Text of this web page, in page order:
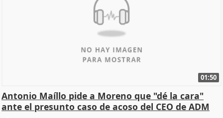
01:50
Antonio Maíllo pide a Moreno que "dé la cara"
ante el presunto caso de acoso del CEO de ADM